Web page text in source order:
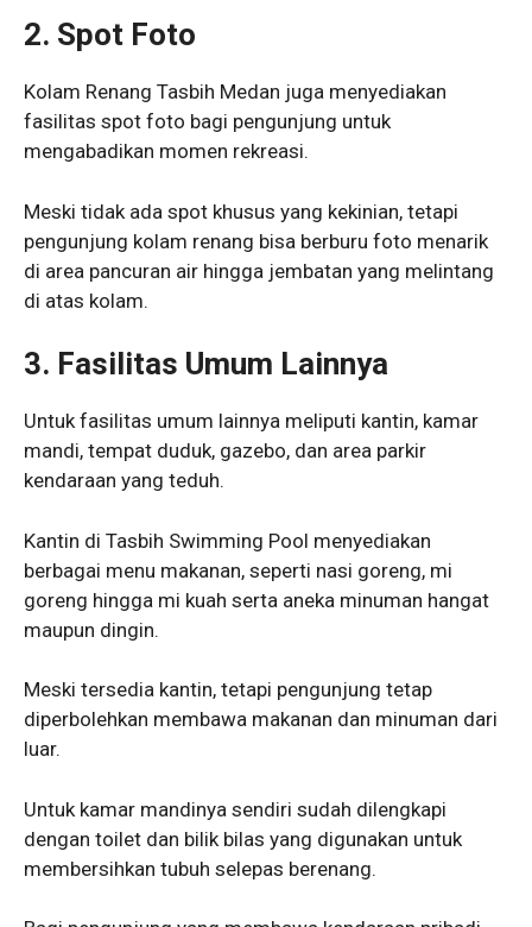
2. Spot Foto
Kolam Renang Tasbih Medan juga menyediakan
fasilitas spot foto bagi pengunjung untuk
mengabadikan momen rekreasi.
Meski tidak ada spot khusus yang kekinian, tetapi
pengunjung kolam renang bisa berburu foto menarik
di area pancuran air hingga jembatan yang melintang
di atas kolam.
3. Fasilitas Umum Lainnya
Untuk fasilitas umum lainnya meliputi kantin, kamar
mandi, tempat duduk, gazebo, dan area parkir
kendaraan yang teduh.
Kantin di Tasbih Swimming Pool menyediakan
berbagai menu makanan, seperti nasi goreng, mi
goreng hingga mi kuah serta aneka minuman hangat
maupun dingin.
Meski tersedia kantin, tetapi pengunjung tetap
diperbolehkan membawa makanan dan minuman dari
luar.
Untuk kamar mandinya sendiri sudah dilengkapi
dengan toilet dan bilik bilas yang digunakan untuk
membersihkan tubuh selepas berenang.